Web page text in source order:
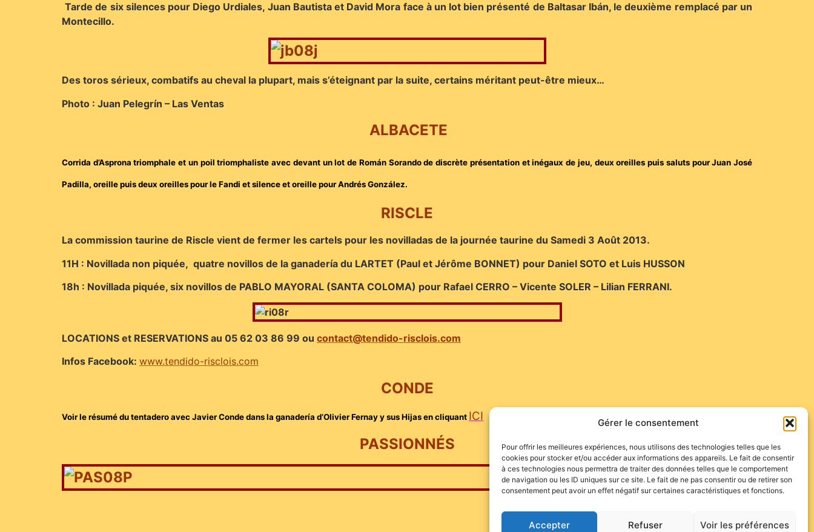
Gérer le consentement
Pour offrir les meilleures expériences, nous utilisons des technologies telles que les
cookies pour stocker et/ou accéder aux informations des appareils. Le fait de consentir
à ces technologies nous permettra de traiter des données telles que le comportement
de navigation ou les ID uniques sur ce site. Le fait de ne pas consentir ou de retirer son
consentement peut avoir un effet négatif sur certaines caractéristiques et fonctions.
Accepter Refuser Voir les préférences
Tarde de six silences pour Diego Urdiales, Juan Bautista et David Mora face à un lot bien présenté de Baltasar Ibán, le deuxième remplacé par un
Montecillo.
Des toros sérieux, combatifs au cheval la plupart, mais s’éteignant par la suite, certains méritant peut-être mieux…
Photo : Juan Pelegrín – Las Ventas
ALBACETE
Corrida d’Asprona triomphale et un poil triomphaliste avec devant un lot de Román Sorando de discrète présentation et inégaux de jeu, deux oreilles puis saluts pour Juan José
Padilla, oreille puis deux oreilles pour le Fandi et silence et oreille pour Andrés González.
RISCLE
La commission taurine de Riscle vient de fermer les cartels pour les novilladas de la journée taurine du Samedi 3 Août 2013.
11H : Novillada non piquée, quatre novillos de la ganadería du LARTET (Paul et Jérôme BONNET) pour Daniel SOTO et Luis HUSSON
18h : Novillada piquée, six novillos de PABLO MAYORAL (SANTA COLOMA) pour Rafael CERRO – Vicente SOLER – Lilian FERRANI.
LOCATIONS et RESERVATIONS au 05 62 03 86 99 ou contact@tendido-risclois.com
Infos Facebook: www.tendido-risclois.com
CONDE
Voir le résumé du tentadero avec Javier Conde dans la ganadería d’Olivier Fernay y sus Hijas en cliquant ICI
PASSIONNÉS